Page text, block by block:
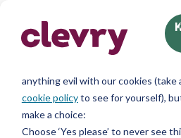
We know right? These cookie pop-
your visit, so we’ll make this quick.
anything evil with our cookies (take
cookie policyto see for yourself),
make a choice:
Choose ‘Yes please’ to never see
Våra